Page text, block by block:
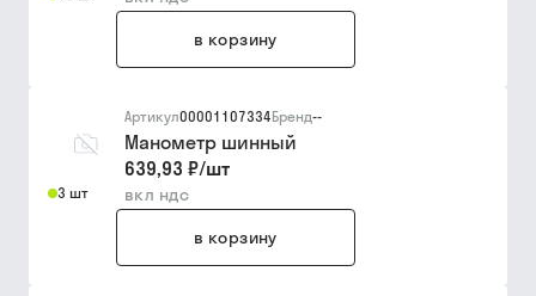
в корзину
3 шт
Артикул00001107334Бренд--
Манометр шинный
639,93 ₽/шт
вкл ндс
в корзину